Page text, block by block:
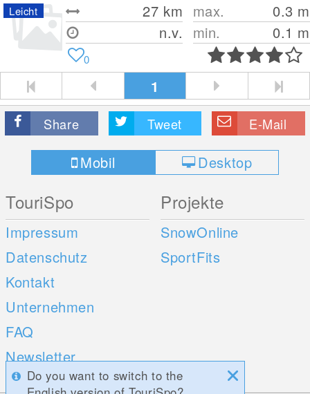
27 km
n.v.
max. 0.3 m
min.
0.1 m
Leicht
0
1
Share Tweet E-Mail
Mobil Desktop
TouriSpo
Impressum
Datenschutz
Kontakt
Unternehmen
FAQ
Newsletter
Umfragen
Projekte
SnowOnline
SportFits
Do you want to switch to the